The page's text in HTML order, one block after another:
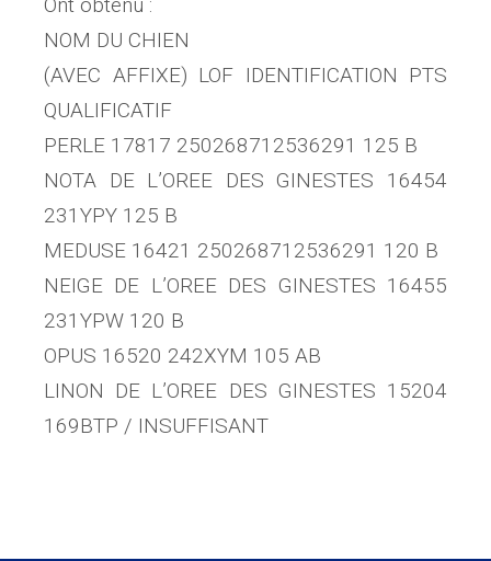
NOM DU CHIEN
(AVEC AFFIXE) LOF IDENTIFICATION PTS
QUALIFICATIF
PERLE 17817 250268712536291 125 B
NOTA DE L’OREE DES GINESTES 16454
231YPY 125 B
MEDUSE 16421 250268712536291 120 B
NEIGE DE L’OREE DES GINESTES 16455
231YPW 120 B
OPUS 16520 242XYM 105 AB
LINON DE L’OREE DES GINESTES 15204
169BTP / INSUFFISANT